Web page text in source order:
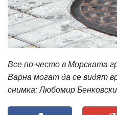
Все по-често в Морската
Варна могат да се видят
снимка: Любомир